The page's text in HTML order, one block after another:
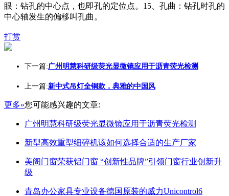
眼：钻孔的中心点，也即孔的定位点。15、孔曲：钻孔时孔的
中心轴发生的偏移叫孔曲。
打赏
下一篇:广州明慧科研级荧光显微镜应用于沥青荧光检测
上一篇:新中式吊灯全铜款，典雅的中国风
更多»您可能感兴趣的文章:
广州明慧科研级荧光显微镜应用于沥青荧光检测
新型高效重型细碎机该如何选择合适的生产厂家
美阁门窗荣获铝门窗 “创新性品牌”引领门窗行业创新升
级
青岛办公家具专业设备德国原装的威力Unicontrol6